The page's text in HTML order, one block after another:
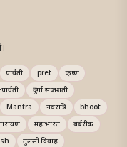
पार्वती pret
कृष्ण
दुर्गा सप्तशती
Mantra नवरात्रि
bhoot
महाभारत
बर्बरीक
तुलसी विवाह